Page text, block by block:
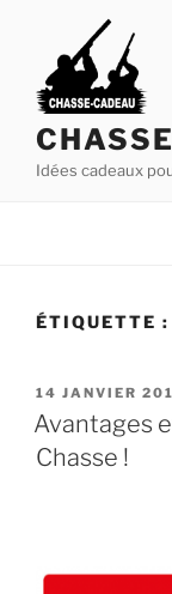
Idées cadeaux
ÉTIQUETTE :
P
U
B
L
14 JANVIER
Avantages
Chasse !